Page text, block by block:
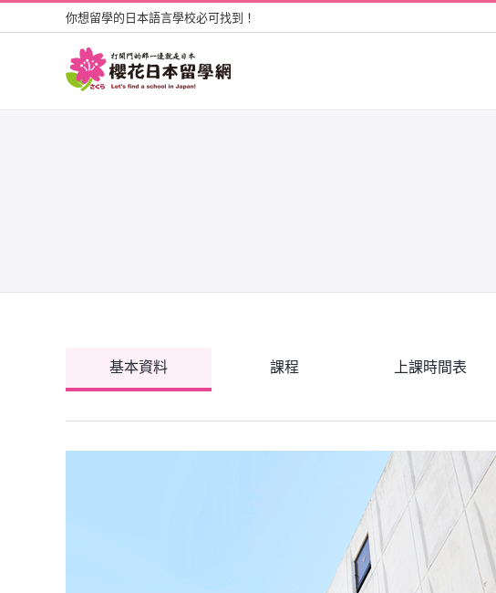
to
你想留學的日本語言學校必可找到！
基本資料 課程 上課時間表